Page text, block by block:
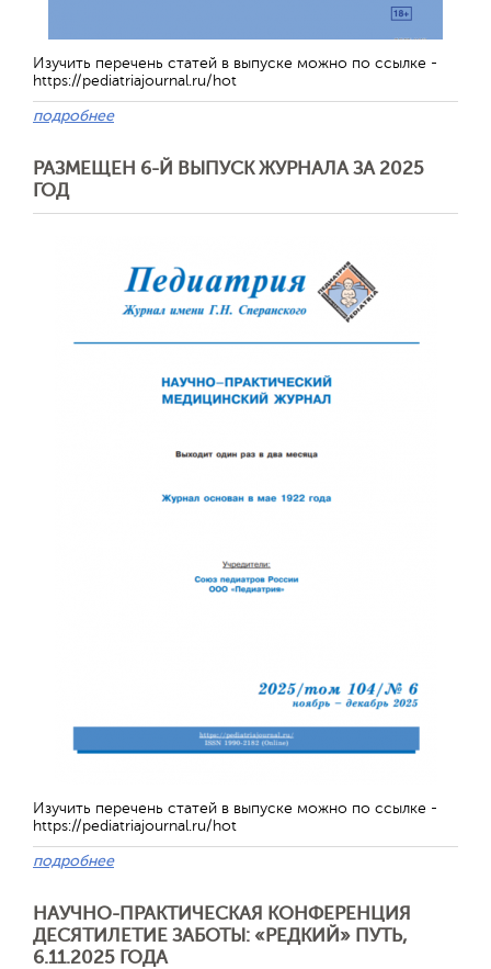
Изучить перечень статей в выпуске можно по ссылке -
https://pediatriajournal.ru/hot
подробнее
РАЗМЕЩЕН 6-Й ВЫПУСК ЖУРНАЛА ЗА 2025
ГОД
Изучить перечень статей в выпуске можно по ссылке -
https://pediatriajournal.ru/hot
подробнее
НАУЧНО-ПРАКТИЧЕСКАЯ КОНФЕРЕНЦИЯ
ДЕСЯТИЛЕТИЕ ЗАБОТЫ: «РЕДКИЙ» ПУТЬ,
6.11.2025 ГОДА
Отправить